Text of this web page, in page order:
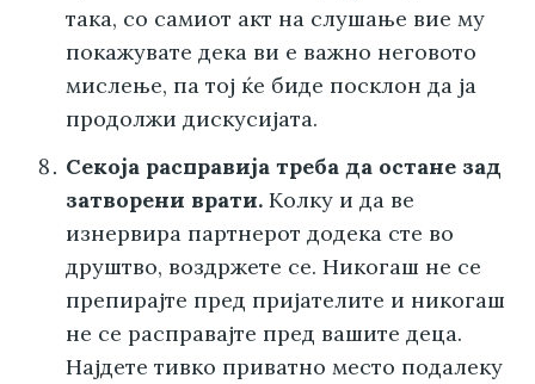
така, со самиот акт на слушање вие му
покажувате дека ви е важно неговото
мислење, па тој ќе биде посклон да ја
продолжи дискусијата.
Секоја расправија треба да остане зад
затворени врати. Колку и да ве
изнервира партнерот додека сте во
друштво, воздржете се. Никогаш не се
препирајте пред пријателите и никогаш
не се расправајте пред вашите деца.
Најдете тивко приватно место подалеку